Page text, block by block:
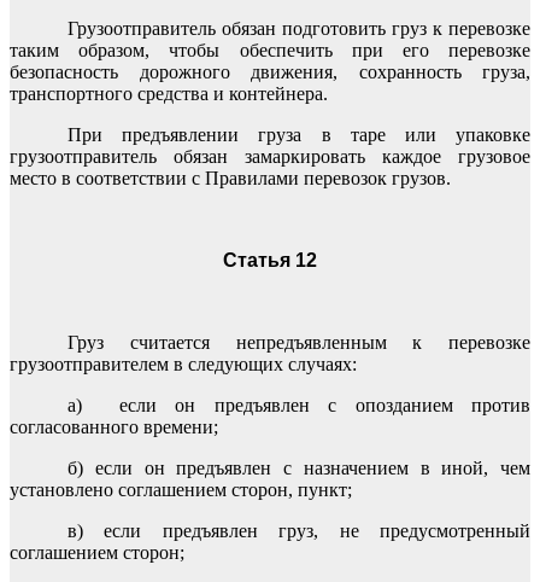
Грузоотправитель обязан подготовить груз к перевозке
таким образом, чтобы обеспечить при его перевозке
безопасность дорожного движения, сохранность груза,
транспортного средства и контейнера.
При предъявлении груза в таре или упаковке
грузоотправитель обязан замаркировать каждое грузовое
место в соответствии с Правилами перевозок грузов.
Статья 12
Груз считается непредъявленным к перевозке
грузоотправителем в следующих случаях:
а) если он предъявлен с опозданием против
согласованного времени;
б) если он предъявлен с назначением в иной, чем
установлено соглашением сторон, пункт;
в) если предъявлен груз, не предусмотренный
соглашением сторон;